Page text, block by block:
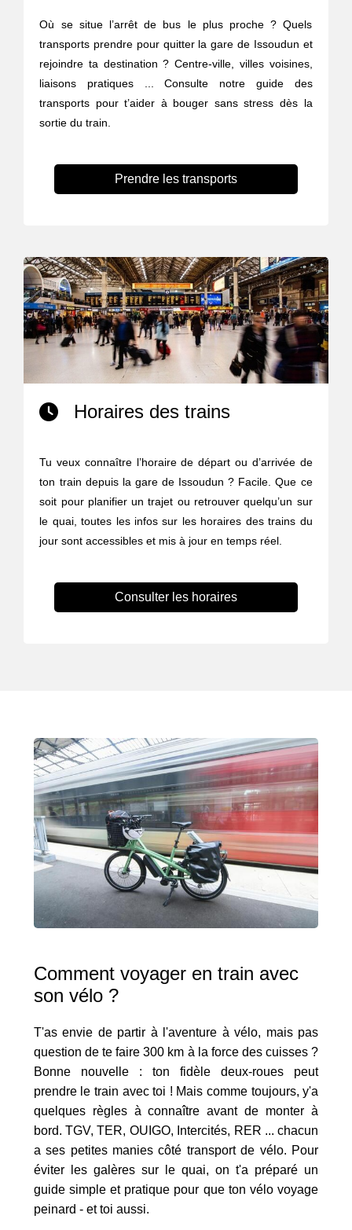
Où se situe l’arrêt de bus le plus proche ? Quels
transports prendre pour quitter la gare de Issoudun et
rejoindre ta destination ? Centre-ville, villes voisines,
liaisons pratiques ... Consulte notre guide des
transports pour t’aider à bouger sans stress dès la
sortie du train.
Prendre les transports
Horaires des trains
Tu veux connaître l’horaire de départ ou d’arrivée de
ton train depuis la gare de Issoudun ? Facile. Que ce
soit pour planifier un trajet ou retrouver quelqu’un sur
le quai, toutes les infos sur les horaires des trains du
jour sont accessibles et mis à jour en temps réel.
Consulter les horaires
Comment voyager en train avec
son vélo ?
T'as envie de partir à l'aventure à vélo, mais pas
question de te faire 300 km à la force des cuisses ?
Bonne nouvelle : ton fidèle deux-roues peut
prendre le train avec toi ! Mais comme toujours, y'a
quelques règles à connaître avant de monter à
bord. TGV, TER, OUIGO, Intercités, RER ... chacun
a ses petites manies côté transport de vélo. Pour
éviter les galères sur le quai, on t'a préparé un
guide simple et pratique pour que ton vélo voyage
peinard - et toi aussi.